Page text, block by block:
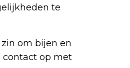
te
om bijen en
contact op met